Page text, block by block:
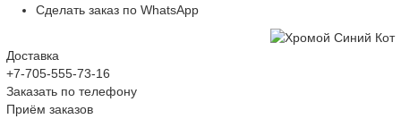
Сделать заказ по WhatsApp
Доставка
+7-705-555-73-16
Заказать по телефону
Приём заказов